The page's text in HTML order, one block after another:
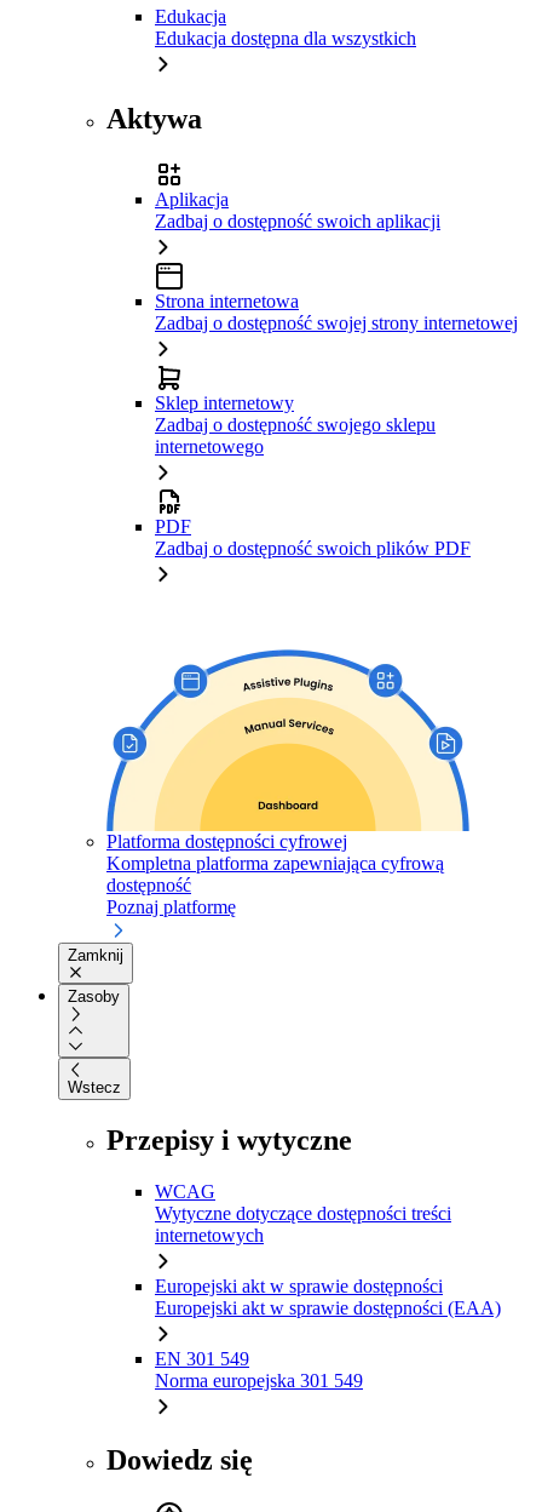
Edukacja
Edukacja dostępna dla wszystkich
Aktywa
Aplikacja
Zadbaj o dostępność swoich aplikacji
Strona internetowa
Zadbaj o dostępność swojej strony internetowej
Sklep internetowy
Zadbaj o dostępność swojego sklepu
internetowego
PDF
Zadbaj o dostępność swoich plików PDF
Platforma dostępności cyfrowej
Kompletna platforma zapewniająca cyfrową
dostępność
Poznaj platformę
Zamknij
Zasoby
Wstecz
Przepisy i wytyczne
WCAG
Wytyczne dotyczące dostępności treści
internetowych
Europejski akt w sprawie dostępności
Europejski akt w sprawie dostępności (EAA)
EN 301 549
Norma europejska 301 549
Dowiedz się